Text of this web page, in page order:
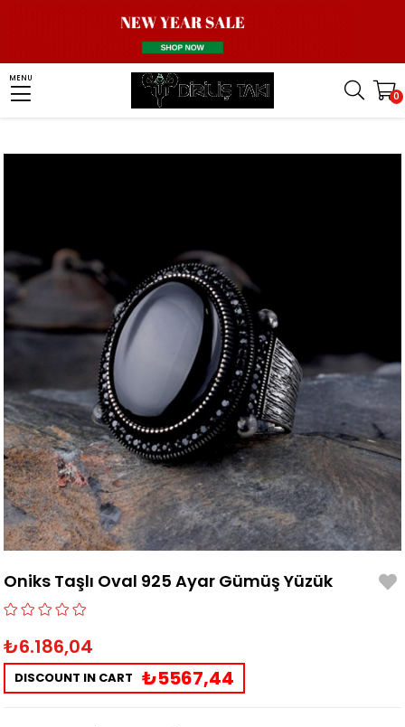
MENU
0
Men Silver Ring Stone Ring Onyx Stone Ring
Oniks Taşlı Oval 925 Ayar Gümüş Yüzük
Oniks Taşlı Oval 925 Ayar Gümüş Yüzük
₺6.186,04
DISCOUNT IN CART ₺5567,44